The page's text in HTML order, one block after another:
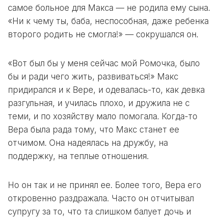
самое больное для Макса — не родила ему сына.
«Ни к чему ты, баба, неспособная, даже ребенка
второго родить не смогла!» — сокрушался он.
«Вот был бы у меня сейчас мой Ромочка, было
бы и ради чего жить, развиваться!» Макс
придирался и к Вере, и одевалась-то, как девка
разгульная, и училась плохо, и дружила не с
теми, и по хозяйству мало помогала. Когда-то
Вера была рада тому, что Макс станет ее
отчимом. Она надеялась на дружбу, на
поддержку, на теплые отношения.
Но он так и не принял ее. Более того, Вера его
откровенно раздражала. Часто он отчитывал
супругу за то, что та слишком балует дочь и